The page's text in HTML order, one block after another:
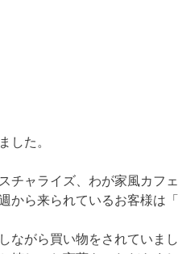
した。
ャライズ、わが家風カフ
ら来られているお客様は
ながら買い物をされていまし